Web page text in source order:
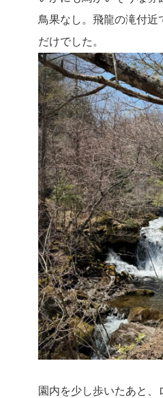
鳥果なし。飛龍の滝付近
だけでした。
園内を少し歩いたあと、